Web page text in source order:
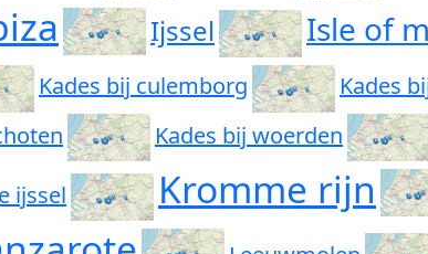
Ijssel
Isle of
Kades bij culemborg
Kades
Kades bij woerden
ijssel Kromme rijn